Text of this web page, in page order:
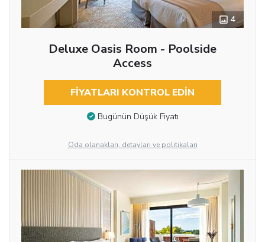
4
Deluxe Oasis Room - Poolside
Access
FIYATLARI KONTROL EDIN
Bugünün Düşük Fiyatı
Oda olanakları, detayları ve politikaları